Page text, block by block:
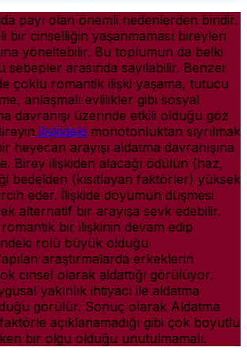
payı olan önemli nedenlerden biridir.
bir cinselliğin yaşanmaması bireyleri
yöneltebilir. Bu toplumun da belki
arasında sayılabilir. Benzer
çoklu romantik ilişki yaşama, tutucu
anlaşmalı evlilikler gibi sosyal
davranışı üzerinde etkili olduğu göz
ilişkideki monotonluktan sıyrılmak
heyecan arayışı aldatma davranışına
Birey ilişkiden alacağı ödülün (haz,
bedelden (kısıtlayan faktörler) yüksek
eder. İlişkide doyumun düşmesi
alternatif bir arayışa sevk edebilir.
bir ilişkinin devam edip
rolü büyük olduğu
araştırmalarda erkeklerin
cinsel olarak aldattığı görülüyor.
yakınlık ihtiyacı ile aldatma
görülür. Sonuç olarak Aldatma
açıklanamadığı gibi çok boyutlu
bir olgu olduğu unutulmamalı.